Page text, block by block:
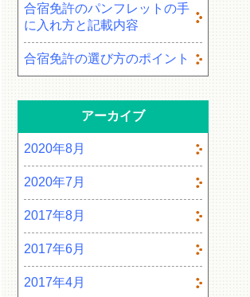
合宿免許のパンフレットの手
に入れ方と記載内容
合宿免許の選び方のポイント
アーカイブ
2020年8月
2020年7月
2017年8月
2017年6月
2017年4月